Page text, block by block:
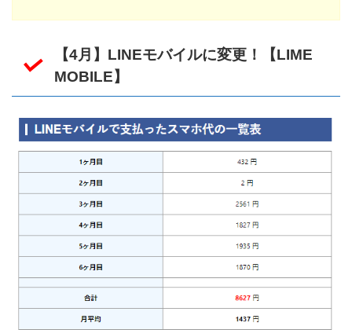
【4月】LINEモバイルに変更！【LIME
MOBILE】